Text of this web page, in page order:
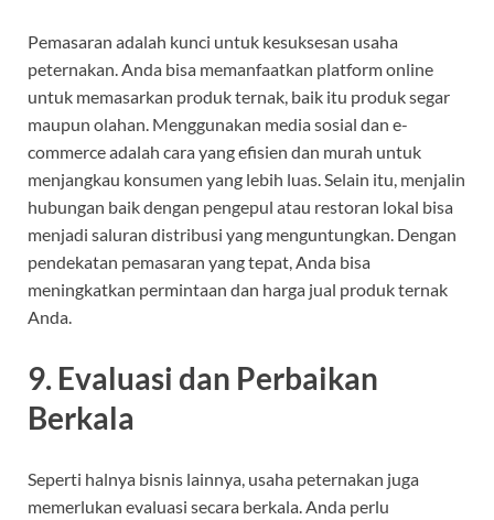
Pemasaran adalah kunci untuk kesuksesan usaha
peternakan. Anda bisa memanfaatkan platform online
untuk memasarkan produk ternak, baik itu produk segar
maupun olahan. Menggunakan media sosial dan e-
commerce adalah cara yang efisien dan murah untuk
menjangkau konsumen yang lebih luas. Selain itu, menjalin
hubungan baik dengan pengepul atau restoran lokal bisa
menjadi saluran distribusi yang menguntungkan. Dengan
pendekatan pemasaran yang tepat, Anda bisa
meningkatkan permintaan dan harga jual produk ternak
Anda.
9. Evaluasi dan Perbaikan
Berkala
Seperti halnya bisnis lainnya, usaha peternakan juga
memerlukan evaluasi secara berkala. Anda perlu